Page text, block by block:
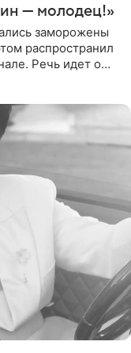
— молодец!»
заморожены
распространил
Речь идет о